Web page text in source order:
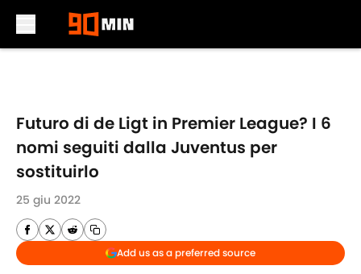
Futuro di de Ligt in Premier League? I 6
nomi seguiti dalla Juventus per
sostituirlo
25 giu 2022
Add us as a preferred source